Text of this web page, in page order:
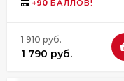
+90 БАЛЛОВ!
1 910 руб.
1 790 руб.